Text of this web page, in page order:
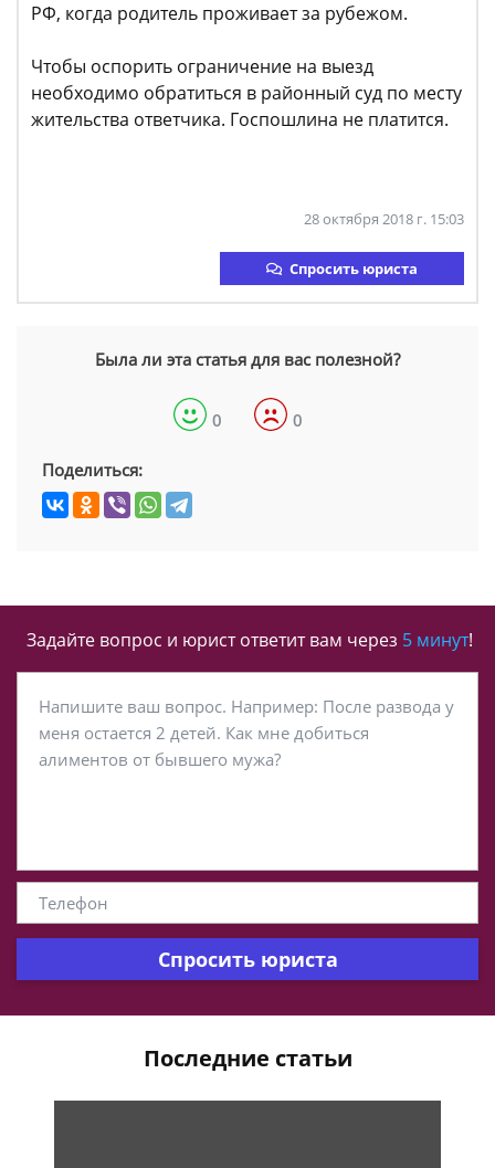
РФ, когда родитель проживает за рубежом.
Чтобы оспорить ограничение на выезд
необходимо обратиться в районный суд по месту
жительства ответчика. Госпошлина не платится.
28 октября 2018 г. 15:03
Спросить юриста
Была ли эта статья для вас полезной?
0 0
Поделиться:
Задайте вопрос и юрист ответит вам через 5 минут!
Спросить юриста
Последние статьи